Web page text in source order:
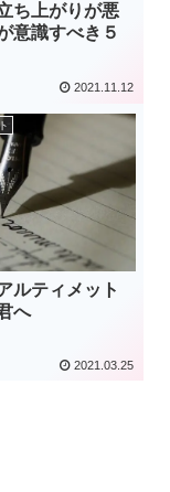
ち上がりが悪
意識すべき５
2021.11.12
ルティメット
へ
2021.03.25